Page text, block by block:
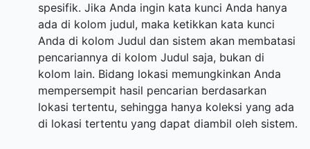
spesifik. Jika Anda ingin kata kunci Anda hanya
ada di kolom judul, maka ketikkan kata kunci
Anda di kolom Judul dan sistem akan membatasi
pencariannya di kolom Judul saja, bukan di
kolom lain. Bidang lokasi memungkinkan Anda
mempersempit hasil pencarian berdasarkan
lokasi tertentu, sehingga hanya koleksi yang ada
di lokasi tertentu yang dapat diambil oleh sistem.